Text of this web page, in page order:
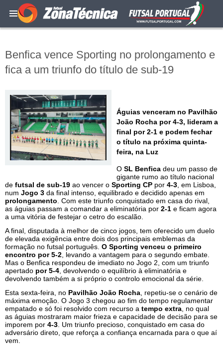
Benfica vence Sporting no prolongamento e
fica a um triunfo do título de sub-19
Águias venceram no Pavilhão
João Rocha por 4-3, lideram a
final por 2-1 e podem fechar
o título na próxima quinta-
feira, na Luz
O SL Benfica deu um passo de
gigante rumo ao título nacional
de futsal de sub-19 ao vencer o Sporting CP por 4-3 , em Lisboa,
num Jogo 3 da final intenso, equilibrado e decidido apenas em
prolongamento . Com este triunfo conquistado em casa do rival,
as águias passam a comandar a eliminatória por 2-1 e ficam agora
a uma vitória de festejar o cetro do escalão.
A final, disputada à melhor de cinco jogos, tem oferecido um duelo
de elevada exigência entre dois dos principais emblemas da
formação no futsal português. O Sporting venceu o primeiro
encontro por 5-2 , levando a vantagem para o segundo embate.
Mas o Benfica respondeu de imediato no Jogo 2, com um triunfo
apertado por 5-4 , devolvendo o equilíbrio à eliminatória e
devolvendo também a si próprio o controlo emocional da série.
Esta sexta-feira, no Pavilhão João Rocha , repetiu-se o cenário de
máxima emoção. O Jogo 3 chegou ao fim do tempo regulamentar
empatado e só foi resolvido com recurso a tempo extra , no qual
as águias mostraram maior frieza e capacidade de decisão para se
imporem por 4-3 . Um triunfo precioso, conquistado em casa do
adversário direto, que reforça a confiança encarnada para o que aí
vem.